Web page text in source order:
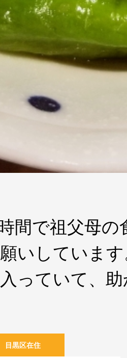
間で祖父母
いしていま
っていて、助
目黒区在住